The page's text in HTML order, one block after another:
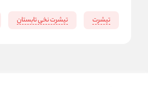
تیشرت تیشرت نخی تابستان